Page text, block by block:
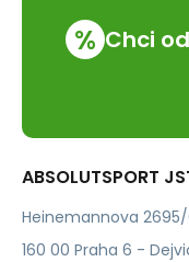
% Chci
ABSOLUTSPORT
Heinemannova
160 00 Praha 6 -